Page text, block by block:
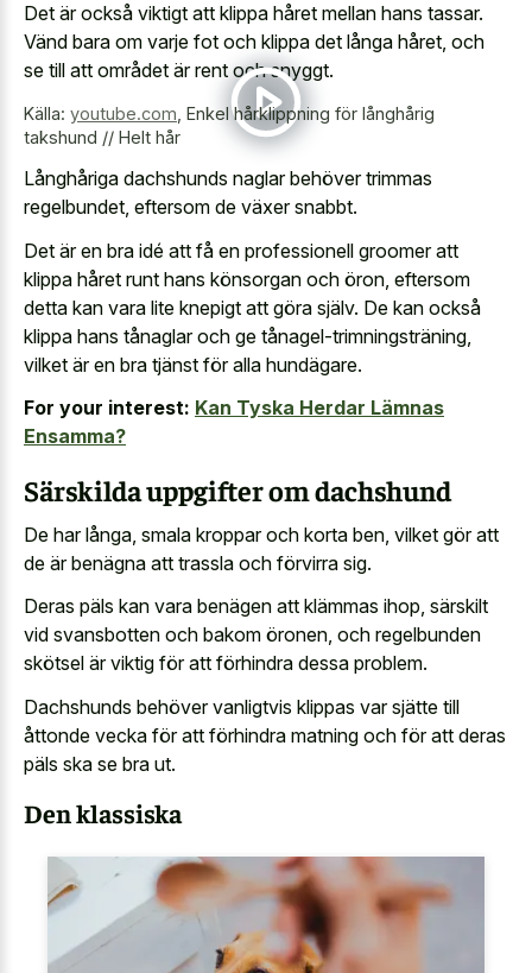
Det är också viktigt att klippa håret mellan hans tassar.
Vänd bara om varje fot och klippa det långa håret, och
se till att området är rent och snyggt.
Källa: youtube.com Enkel hårklippning för långhårig
takshund // Helt hår
Långhåriga dachshunds naglar behöver trimmas
regelbundet, eftersom de växer snabbt.
Det är en bra idé att få en professionell groomer att
klippa håret runt hans könsorgan och öron, eftersom
detta kan vara lite knepigt att göra själv. De kan också
klippa hans tånaglar och ge tånagel-trimningsträning,
vilket är en bra tjänst för alla hundägare.
For your interest: Kan Tyska Herdar Lämnas
Ensamma?
Särskilda uppgifter om dachshund
De har långa, smala kroppar och korta ben, vilket gör att
de är benägna att trassla och förvirra sig.
Deras päls kan vara benägen att klämmas ihop, särskilt
vid svansbotten och bakom öronen, och regelbunden
skötsel är viktig för att förhindra dessa problem.
Dachshunds behöver vanligtvis klippas var sjätte till
åttonde vecka för att förhindra matning och för att deras
päls ska se bra ut.
Den klassiska